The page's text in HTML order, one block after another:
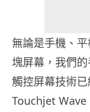
無論是手機、
塊屏幕，我們
觸控屏幕技術
Touchjet Wave